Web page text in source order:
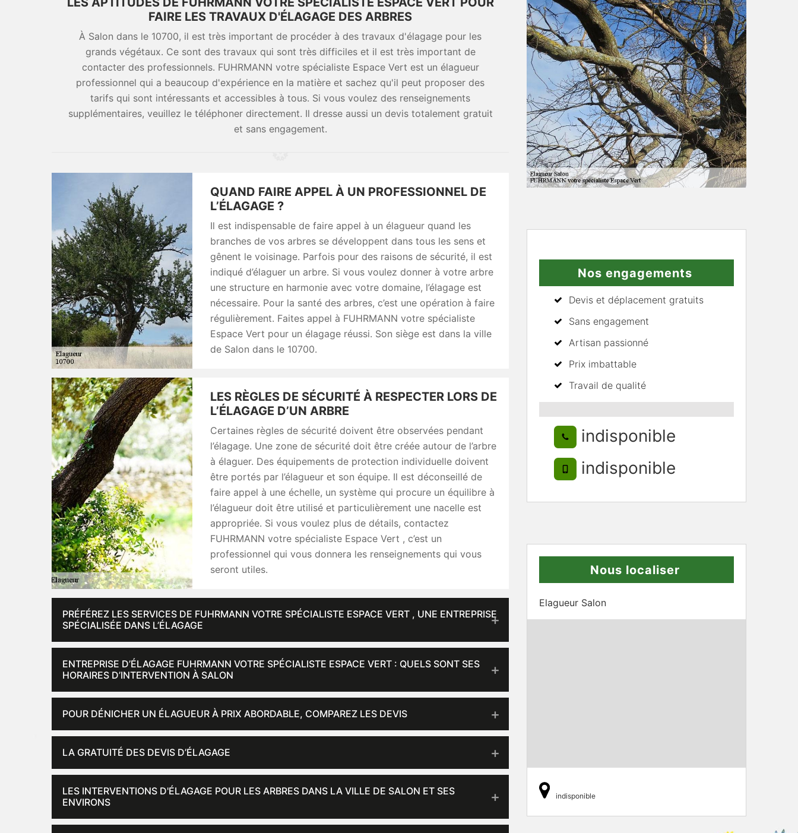
FAIRE LES TRAVAUX D'ÉLAGAGE DES ARBRES
À Salon dans le 10700, il est très important de procéder à des travaux d'élagage pour les
grands végétaux. Ce sont des travaux qui sont très difficiles et il est très important de
contacter des professionnels. FUHRMANN votre spécialiste Espace Vert est un élagueur
professionnel qui a beaucoup d'expérience en la matière et sachez qu'il peut proposer des
tarifs qui sont intéressants et accessibles à tous. Si vous voulez des renseignements
supplémentaires, veuillez le téléphoner directement. Il dresse aussi un devis totalement gratuit
et sans engagement.
QUAND FAIRE APPEL À UN PROFESSIONNEL DE
L’ÉLAGAGE ?
Il est indispensable de faire appel à un élagueur quand les
branches de vos arbres se développent dans tous les sens et
gênent le voisinage. Parfois pour des raisons de sécurité, il est
indiqué d’élaguer un arbre. Si vous voulez donner à votre arbre
une structure en harmonie avec votre domaine, l’élagage est
nécessaire. Pour la santé des arbres, c’est une opération à faire
régulièrement. Faites appel à FUHRMANN votre spécialiste
Espace Vert pour un élagage réussi. Son siège est dans la ville
de Salon dans le 10700.
LES RÈGLES DE SÉCURITÉ À RESPECTER LORS DE
L’ÉLAGAGE D’UN ARBRE
Certaines règles de sécurité doivent être observées pendant
l’élagage. Une zone de sécurité doit être créée autour de l’arbre
à élaguer. Des équipements de protection individuelle doivent
être portés par l’élagueur et son équipe. Il est déconseillé de
faire appel à une échelle, un système qui procure un équilibre à
l’élagueur doit être utilisé et particulièrement une nacelle est
appropriée. Si vous voulez plus de détails, contactez
FUHRMANN votre spécialiste Espace Vert , c’est un
professionnel qui vous donnera les renseignements qui vous
seront utiles.
PRÉFÉREZ LES SERVICES DE FUHRMANN VOTRE SPÉCIALISTE ESPACE VERT , UNE ENTREPRISE
SPÉCIALISÉE DANS L’ÉLAGAGE
ENTREPRISE D’ÉLAGAGE FUHRMANN VOTRE SPÉCIALISTE ESPACE VERT : QUELS SONT SES
HORAIRES D’INTERVENTION À SALON
POUR DÉNICHER UN ÉLAGUEUR À PRIX ABORDABLE, COMPAREZ LES DEVIS
LA GRATUITÉ DES DEVIS D’ÉLAGAGE
LES INTERVENTIONS D'ÉLAGAGE POUR LES ARBRES DANS LA VILLE DE SALON ET SES
ENVIRONS
Nos engagements
Devis et déplacement gratuits
Sans engagement
Artisan passionné
Prix imbattable
Travail de qualité
indisponible
indisponible
Nous localiser
Elagueur Salon
indisponible